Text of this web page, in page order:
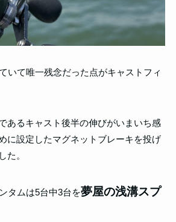
いて唯一残念だった点がキャストフィ
あるキャスト後半の伸びがいまいち感
に設定したマグネットブレーキを投げ
た。
タムは5台中3台を夢屋の浅溝スプ